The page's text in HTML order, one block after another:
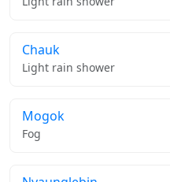
Chauk
Light rain shower
Mogok
Fog